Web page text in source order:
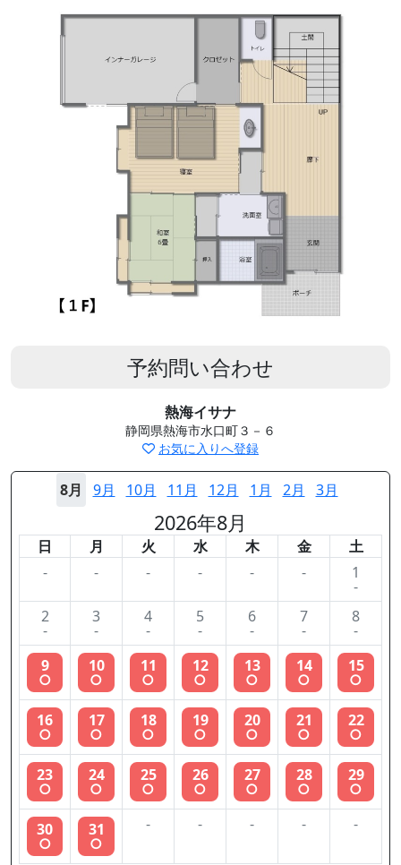
予約問い合わせ
熱海イサナ
静岡県熱海市水口町３－６
お気に入りへ登録
8月 9月 10月 11月 12月 1月 2月 3月
2026年8月
日 月 火 水 木 金
土
-
- - - - - 1
-
2
-
3
-
4
-
5
-
6
-
7
-
8
-
9
○
10
○
11
○
12
○
13
○
14
○
15
○
16
○
17
○
18
○
19
○
20
○
21
○
22
○
23
○
24
○
25
○
26
○
27
○
28
○
29
○
30
○
31
○
- - - - -